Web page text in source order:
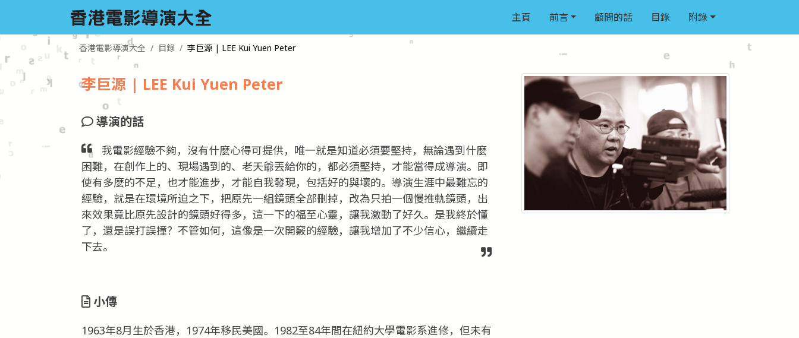
主頁 前言 顧問的話 目錄 附錄
香港電影導演大全 目錄 李巨源 | LEE Kui Yuen Peter
李巨源 | LEE Kui Yuen Peter
導演的話
我電影經驗不夠，沒有什麼心得可提供，唯一就是知道必須要堅持，無論遇到什麼
困難，在創作上的、現場遇到的、老天爺丟給你的，都必須堅持，才能當得成導演。即
使有多麼的不足，也才能進步，才能自我發現，包括好的與壞的。導演生涯中最難忘的
經驗，就是在環境所迫之下，把原先一組鏡頭全部刪掉，改為只拍一個慢推軌鏡頭，出
來效果竟比原先設計的鏡頭好得多，這一下的福至心靈，讓我激動了好久。是我終於懂
了，還是誤打誤撞？不管如何，這像是一次開竅的經驗，讓我增加了不少信心，繼續走
下去。
小傳
1963年8月生於香港，1974年移民美國。1982至84年間在紐約大學電影系進修，但未有